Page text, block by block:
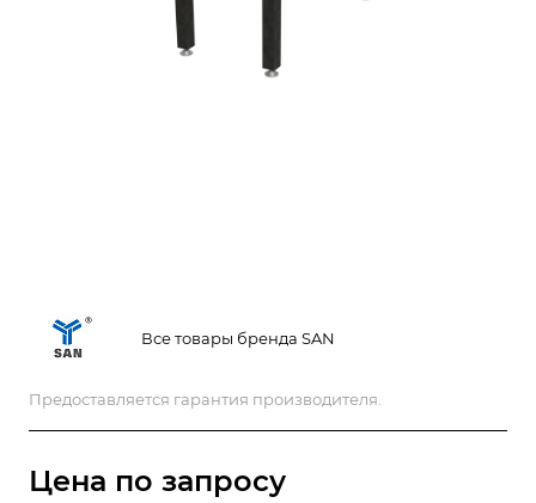
Все товары бренда SAN
Предоставляется гарантия производителя.
Цена по запросу